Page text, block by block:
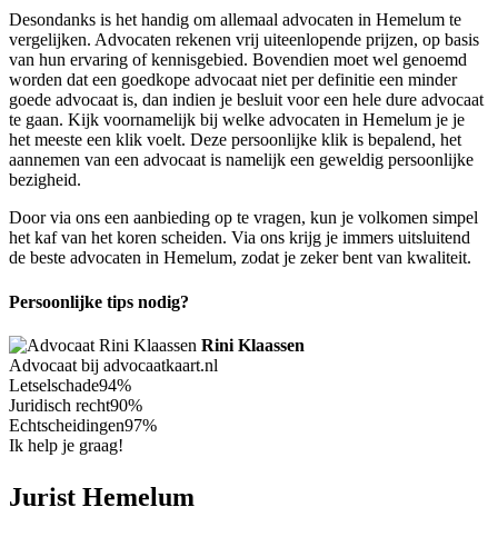
Desondanks is het handig om allemaal advocaten in Hemelum te
vergelijken. Advocaten rekenen vrij uiteenlopende prijzen, op basis
van hun ervaring of kennisgebied. Bovendien moet wel genoemd
worden dat een goedkope advocaat niet per definitie een minder
goede advocaat is, dan indien je besluit voor een hele dure advocaat
te gaan. Kijk voornamelijk bij welke advocaten in Hemelum je je
het meeste een klik voelt. Deze persoonlijke klik is bepalend, het
aannemen van een advocaat is namelijk een geweldig persoonlijke
bezigheid.
Door via ons een aanbieding op te vragen, kun je volkomen simpel
het kaf van het koren scheiden. Via ons krijg je immers uitsluitend
de beste advocaten in Hemelum, zodat je zeker bent van kwaliteit.
Persoonlijke tips nodig?
Rini Klaassen
Advocaat bij advocaatkaart.nl
Letselschade94%
Juridisch recht90%
Echtscheidingen97%
Ik help je graag!
Jurist Hemelum